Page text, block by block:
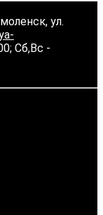
ул.
Сб,Вс -